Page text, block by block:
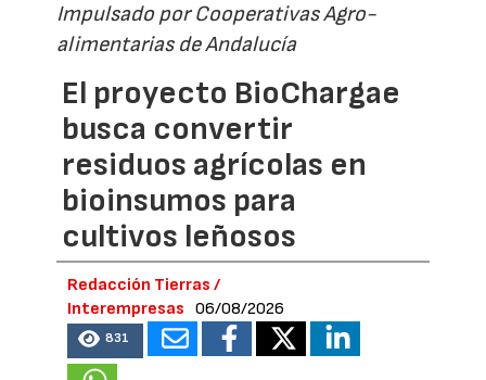
Impulsado por Cooperativas Agro-
alimentarias de Andalucía
El proyecto BioChargae
busca convertir
residuos agrícolas en
bioinsumos para
cultivos leñosos
Redacción Tierras /
Interempresas
06/08/2026
831